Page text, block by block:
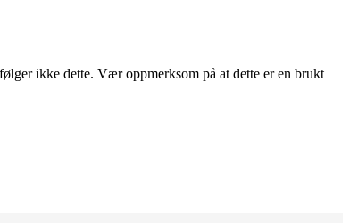
ikke dette. Vær oppmerksom på at dette er en brukt